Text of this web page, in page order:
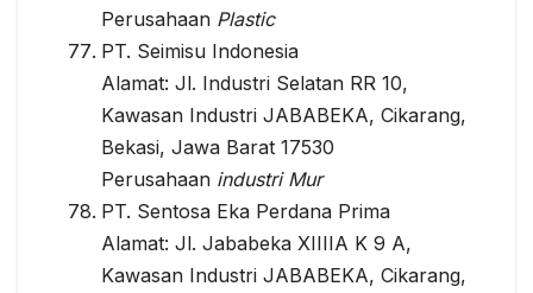
Perusahaan Plastic
PT. Seimisu Indonesia
Alamat: Jl. Industri Selatan RR 10,
Kawasan Industri JABABEKA, Cikarang,
Bekasi, Jawa Barat 17530
Perusahaan industri Mur
PT. Sentosa Eka Perdana Prima
Alamat: Jl. Jababeka XIIIIA K 9 A,
Kawasan Industri JABABEKA, Cikarang,